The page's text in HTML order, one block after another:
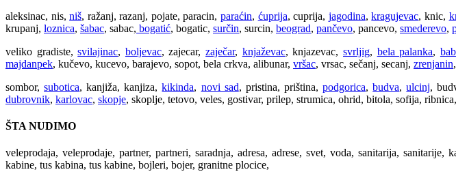
aleksinac, nis,niš, ražanj, razanj, pojate, paracin,paraćin, ćuprija, cuprija, jagodina,kragujevac, knic,
krupanj, loznica, šabac, sabac, bogatić, bogatic, surčin, surcin, beograd, pančevo, pancevo, smederevo,
veliko gradiste,svilajinac, boljevac, zajecar,zaječar, knjaževac, knjazevac, svrljig, bela palanka,
majdanpek, kučevo, kucevo, barajevo, sopot, bela crkva, alibunar, vršac, vrsac, sečanj, secanj, zrenjanin
sombor,subotica, kanjiža, kanjiza,kikinda, novi sad, pristina, priština,podgorica,budva,ulcinj,
dubrovnik, karlovac, skopje, skoplje, tetovo, veles, gostivar, prilep, strumica, ohrid, bitola, sofija,
ŠTA NUDIMO
veleprodaja, veleprodaje, partner, partneri, saradnja, adresa, adrese, svet, voda, sanitarija,
kabine, tus kabina, tus kabine, bojleri, bojer, granitne plocice,